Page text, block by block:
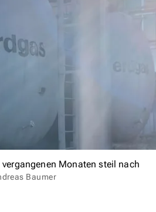
Monaten steil nach
Baumer